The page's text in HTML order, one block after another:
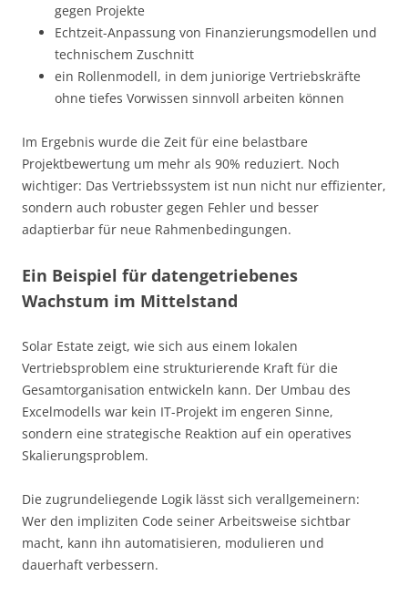
gegen Projekte
Echtzeit-Anpassung von Finanzierungsmodellen und
technischem Zuschnitt
ein Rollenmodell, in dem juniorige Vertriebskräfte
ohne tiefes Vorwissen sinnvoll arbeiten können
Im Ergebnis wurde die Zeit für eine belastbare
Projektbewertung um mehr als 90% reduziert. Noch
wichtiger: Das Vertriebssystem ist nun nicht nur effizienter,
sondern auch robuster gegen Fehler und besser
adaptierbar für neue Rahmenbedingungen.
Ein Beispiel für datengetriebenes
Wachstum im Mittelstand
Solar Estate zeigt, wie sich aus einem lokalen
Vertriebsproblem eine strukturierende Kraft für die
Gesamtorganisation entwickeln kann. Der Umbau des
Excelmodells war kein IT-Projekt im engeren Sinne,
sondern eine strategische Reaktion auf ein operatives
Skalierungsproblem.
Die zugrundeliegende Logik lässt sich verallgemeinern:
Wer den impliziten Code seiner Arbeitsweise sichtbar
macht, kann ihn automatisieren, modulieren und
dauerhaft verbessern.